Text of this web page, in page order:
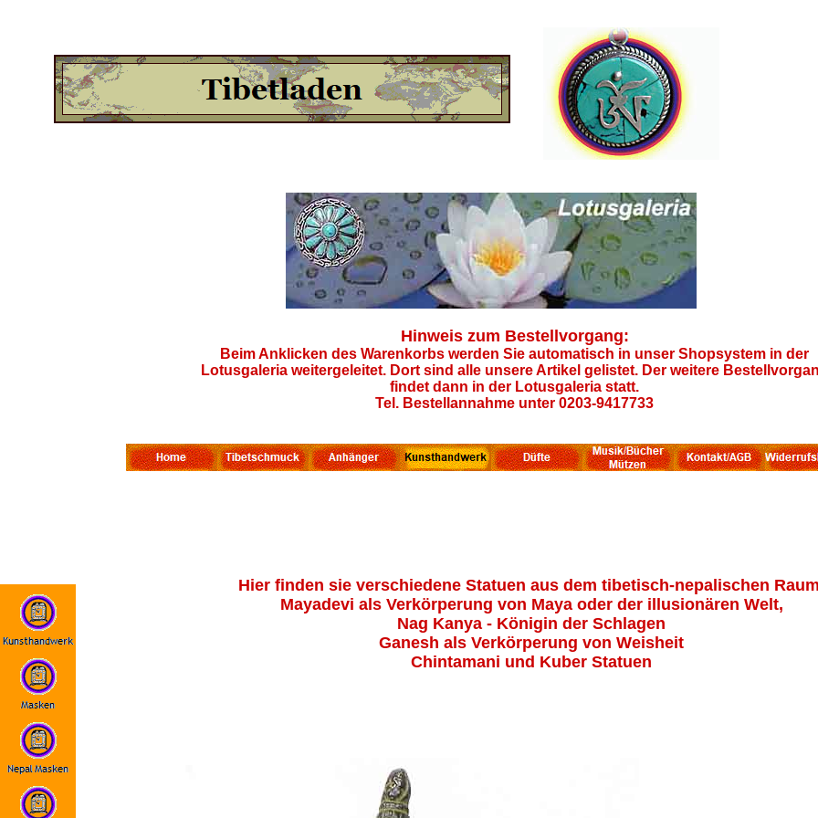
Hinweis zum Bestellvorgang:
Beim Anklicken des Warenkorbs werden Sie automatisch in unser Shopsystem in der
Lotusgaleria weitergeleitet. Dort sind alle unsere Artikel gelistet. Der weitere
findet dann in der Lotusgaleria statt.
Tel. Bestellannahme unter 0203-9417733
Hier finden sie verschiedene Statuen aus dem tibetisch-nepalischen
Mayadevi als Verkörperung von Maya oder der illusionären Welt,
Nag Kanya - Königin der Schlagen
Ganesh als Verkörperung von Weisheit
Chintamani und Kuber Statuen